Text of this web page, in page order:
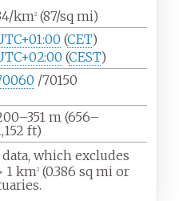
km2(87/sq mi)
(CET)
(CEST)
/70150
m (656–
ft)
which excludes
1 km 2(0.386 sq mi or